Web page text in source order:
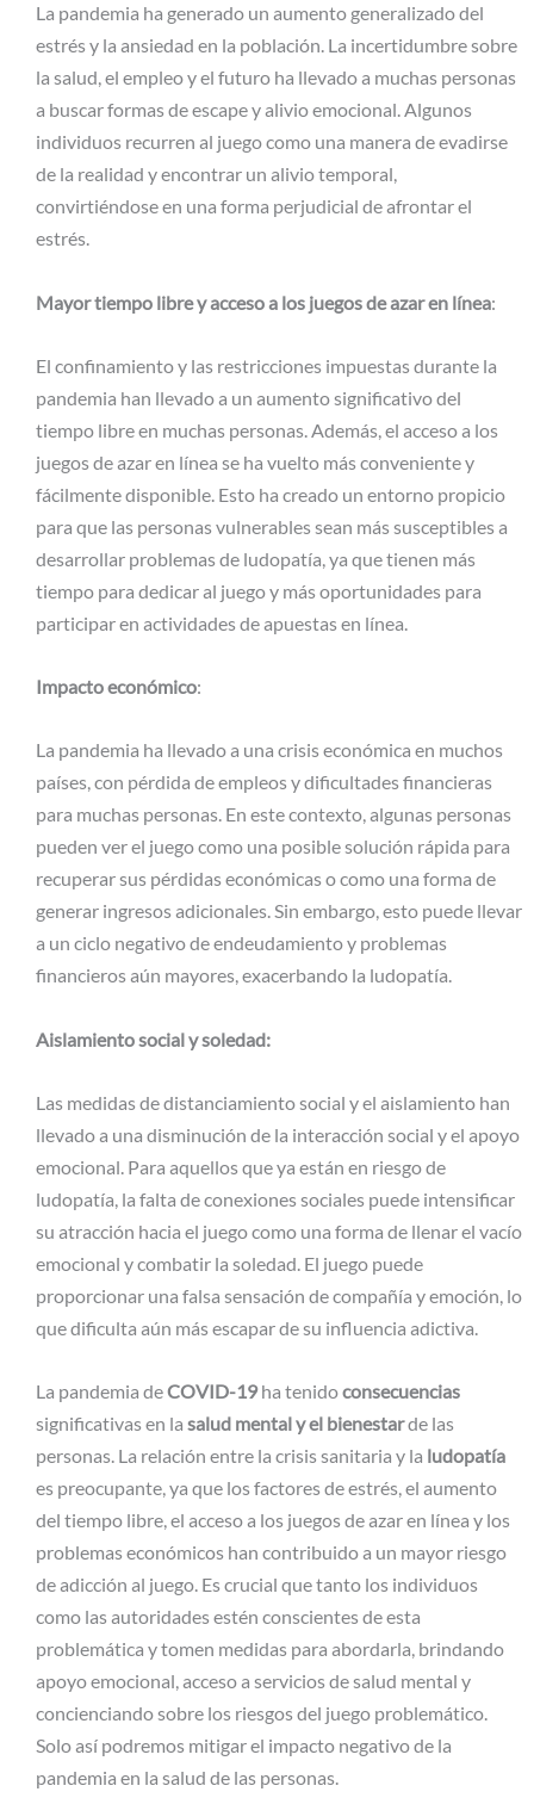
La pandemia ha generado un aumento generalizado del
estrés y la ansiedad en la población. La incertidumbre sobre
la salud, el empleo y el futuro ha llevado a muchas personas
a buscar formas de escape y alivio emocional. Algunos
individuos recurren al juego como una manera de evadirse
de la realidad y encontrar un alivio temporal,
convirtiéndose en una forma perjudicial de afrontar el
estrés.
Mayor tiempo libre y acceso a los juegos de azar en línea:
El confinamiento y las restricciones impuestas durante la
pandemia han llevado a un aumento significativo del
tiempo libre en muchas personas. Además, el acceso a los
juegos de azar en línea se ha vuelto más conveniente y
fácilmente disponible. Esto ha creado un entorno propicio
para que las personas vulnerables sean más susceptibles a
desarrollar problemas de ludopatía, ya que tienen más
tiempo para dedicar al juego y más oportunidades para
participar en actividades de apuestas en línea.
Impacto económico:
La pandemia ha llevado a una crisis económica en muchos
países, con pérdida de empleos y dificultades financieras
para muchas personas. En este contexto, algunas personas
pueden ver el juego como una posible solución rápida para
recuperar sus pérdidas económicas o como una forma de
generar ingresos adicionales. Sin embargo, esto puede llevar
a un ciclo negativo de endeudamiento y problemas
financieros aún mayores, exacerbando la ludopatía.
Aislamiento social y soledad:
Las medidas de distanciamiento social y el aislamiento han
llevado a una disminución de la interacción social y el apoyo
emocional. Para aquellos que ya están en riesgo de
ludopatía, la falta de conexiones sociales puede intensificar
su atracción hacia el juego como una forma de llenar el vacío
emocional y combatir la soledad. El juego puede
proporcionar una falsa sensación de compañía y emoción, lo
que dificulta aún más escapar de su influencia adictiva.
La pandemia deCOVID-19ha tenidoconsecuencias
significativas en la salud mental y el bienestarde las
personas. La relación entre la crisis sanitaria y la ludopatía
es preocupante, ya que los factores de estrés, el aumento
del tiempo libre, el acceso a los juegos de azar en línea y los
problemas económicos han contribuido a un mayor riesgo
de adicción al juego. Es crucial que tanto los individuos
como las autoridades estén conscientes de esta
problemática y tomen medidas para abordarla, brindando
apoyo emocional, acceso a servicios de salud mental y
concienciando sobre los riesgos del juego problemático.
Solo así podremos mitigar el impacto negativo de la
pandemia en la salud de las personas.